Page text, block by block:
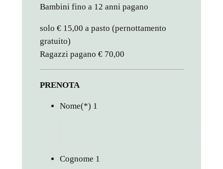
Bambini fino a 12 anni pagano
solo € 15,00 a pasto (pernottamento
gratuito)
Ragazzi pagano € 70,00
PRENOTA
Nome(*) 1
Cognome 1